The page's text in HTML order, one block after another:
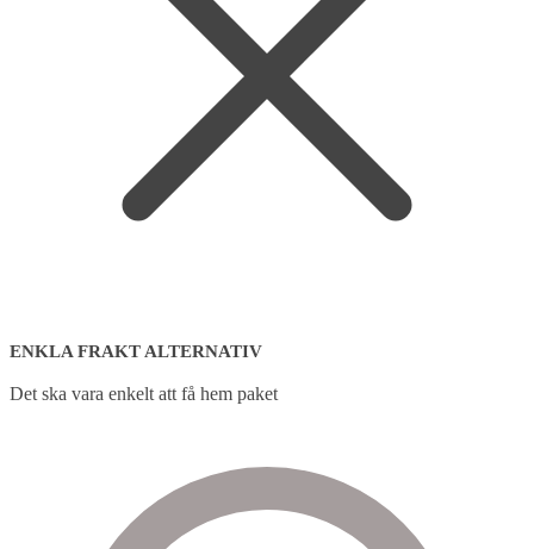
ENKLA FRAKT ALTERNATIV
Det ska vara enkelt att få hem paket